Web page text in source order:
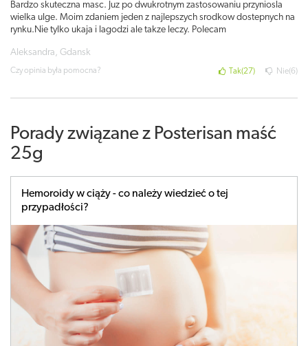
Bardzo skuteczna masc. Juz po dwukrotnym zastosowaniu przyniosla
wielka ulge. Moim zdaniem jeden z najlepszych srodkow dostepnych na
rynku.Nie tylko ukaja i lagodzi ale takze leczy. Polecam
Aleksandra, Gdansk
Czy opinia była pomocna? Tak 27 Nie 6
Porady związane z Posterisan maść
25g
Hemoroidy w ciąży - co należy wiedzieć o tej
przypadłości?